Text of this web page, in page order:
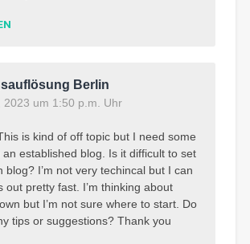
Berlin
2023 um 1:50 p.m. Uhr
is kind of off topic but I need some
established blog. Is it difficult to set
blog? I’m not very techincal but I can
out pretty fast. I’m thinking about
but I’m not sure where to start. Do
tips or suggestions? Thank you